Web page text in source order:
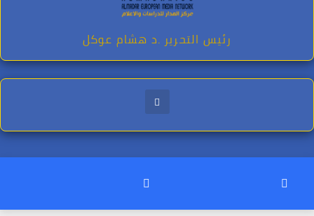
رئيس التحرير .د هشام عوكل